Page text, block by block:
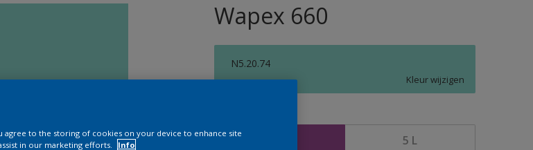
Wapex 660
N5.20.74
Kleur wijzigen
5 L
agree to the storing of cookies on your device to enhance site
in our marketing efforts.
Info